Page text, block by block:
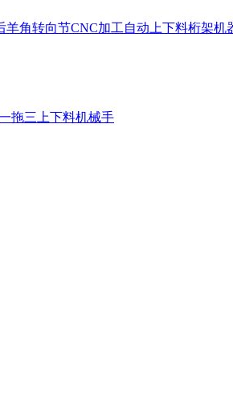
羊角转向节CNC加工自动上下料桁架机
拖三上下料机械手